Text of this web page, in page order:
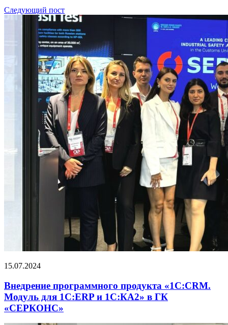
Следующий пост
15.07.2024
Внедрение программного продукта «1С:CRM.
Модуль для 1С:ERP и 1С:КА2» в ГК
«СЕРКОНС»